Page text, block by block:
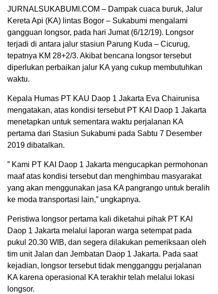
JURNALSUKABUMI.COM – Dampak cuaca buruk, Jalur
Kereta Api (KA) lintas Bogor – Sukabumi mengalami
gangguan longsor, pada hari Jumat (6/12/19). Longsor
terjadi di antara jalur stasiun Parung Kuda – Cicurug,
tepatnya KM 28+2/3. Akibat bencana longsor tersebut
diperlukan perbaikan jalur KA yang cukup membutuhkan
waktu.
Kepala Humas PT KAU Daop 1 Jakarta Eva Chairunisa
mengatakan, atas kondisi tersebut PT KAI Daop 1 Jakarta
menetapkan untuk sementara waktu perjalanan KA
pertama dari Stasiun Sukabumi pada Sabtu 7 Desember
2019 dibatalkan.
” Kami PT KAI Daop 1 Jakarta mengucapkan permohonan
maaf atas kondisi tersebut dan menghimbau masyarakat
yang akan menggunakan jasa KA pangrango untuk beralih
ke moda transportasi lain,” ungkapnya.
Peristiwa longsor pertama kali diketahui pihak PT KAI
Daop 1 Jakarta melalui laporan warga setempat pada
pukul 20.30 WIB, dan segera dilakukan pemeriksaan oleh
tim unit Jalan dan Jembatan Daop 1 Jakarta. Pada saat
kejadian, longsor tersebut tidak mengganggu perjalanan
KA karena operasional KA terakhir telah melalui lokasi
longsor.